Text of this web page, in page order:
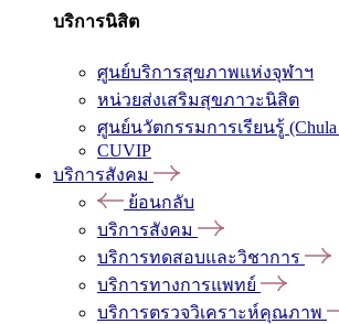
บริการนิสิต
ศูนย์บริการสุขภาพแห่งจุฬาฯ
หน่วยส่งเสริมสุขภาวะนิสิต
ศูนย์นวัตกรรมการเรียนรู้ (Chula
CUVIP
บริการสังคม
ย้อนกลับ
บริการสังคม
บริการทดสอบและวิชาการ
บริการทางการแพทย์
บริการตรวจวิเคราะห์คุณภาพ